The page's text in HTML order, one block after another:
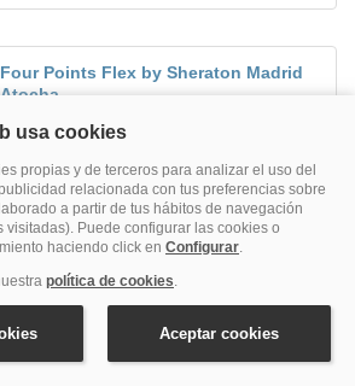
Four Points Flex by Sheraton Madrid
Atocha
Atocha
Travelodge Madrid Coslada Aeropuerto